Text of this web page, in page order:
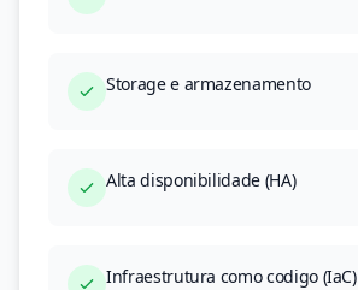
Storage e armazenamento
Alta disponibilidade (HA)
Infraestrutura como codigo (IaC)